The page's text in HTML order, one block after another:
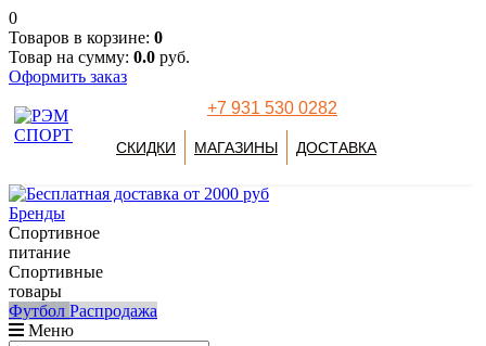
0
Товаров в корзине: 0
Товар на сумму: 0.0 руб.
Оформить заказ
+7 931 530 0282
СКИДКИ МАГАЗИНЫ ДОСТАВКА
Бренды
Спортивное
питание
Спортивные
товары
Футбол Распродажа
Меню